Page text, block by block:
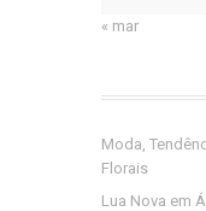
« mar
Moda,
Florais
Lua Nova em